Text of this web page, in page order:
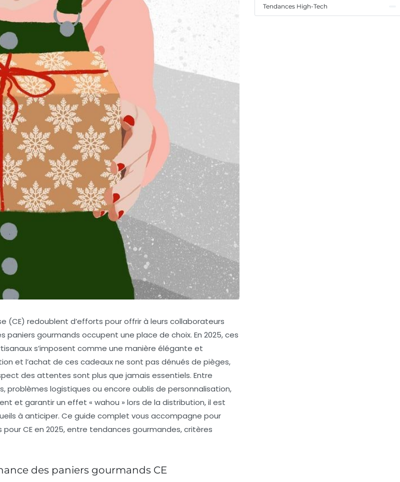
(CE) redoublent d’efforts pour offrir à leurs collaborateurs
gourmands occupent une place de choix. En 2025, ces
s’imposent comme une manière élégante et
et l’achat de ces cadeaux ne sont pas dénués de pièges,
des attentes sont plus que jamais essentiels. Entre
problèmes logistiques ou encore oublis de personnalisation,
et garantir un effet « wahou » lors de la distribution, il est
à anticiper. Ce guide complet vous accompagne pour
CE en 2025, entre tendances gourmandes, critères
des paniers gourmands CE
Tendances High-Tech